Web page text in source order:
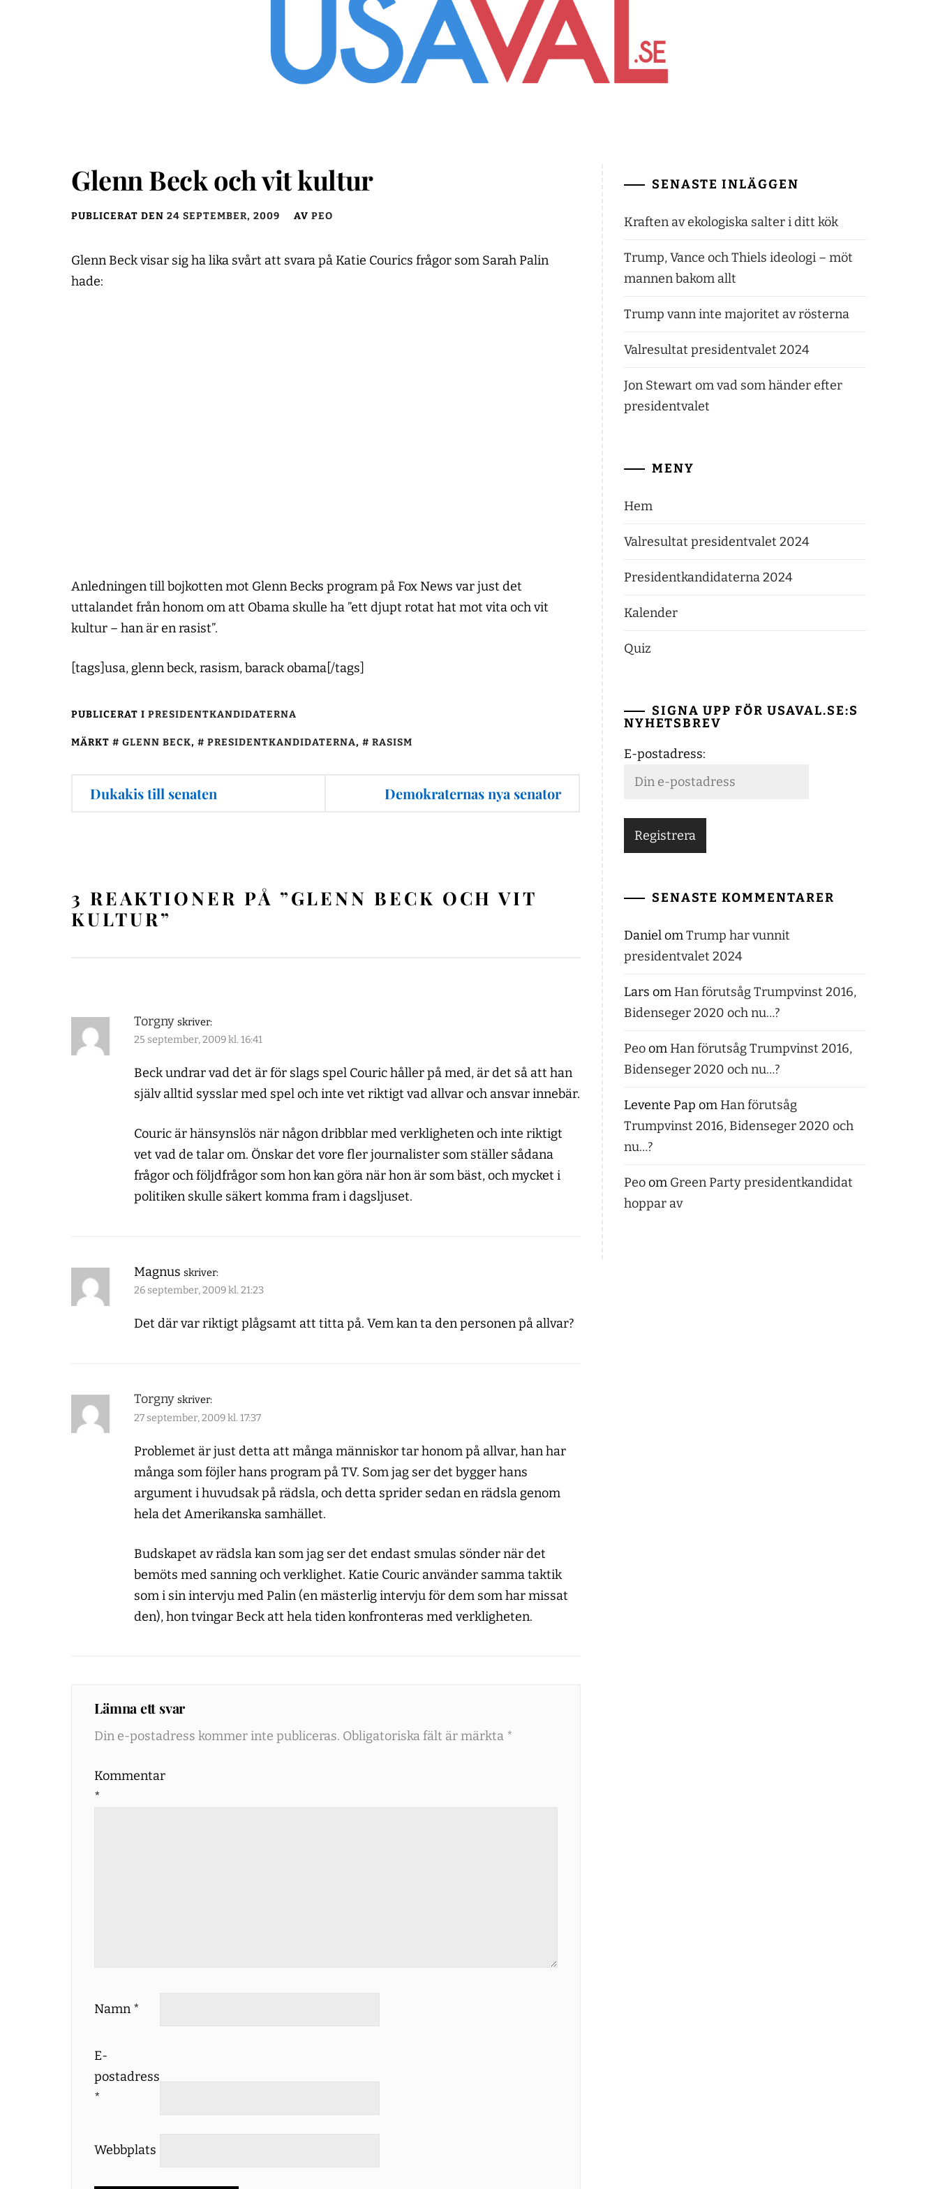
Glenn Beck och vit kultur
PUBLICERAT DEN 24 SEPTEMBER, 2009 AV PEO
Glenn Beck visar sig ha lika svårt att svara på Katie Courics frågor som Sarah Palin
hade:
Anledningen till bojkotten mot Glenn Becks program på Fox News var just det
uttalandet från honom om att Obama skulle ha ”ett djupt rotat hat mot vita och vit
kultur – han är en rasist”.
[tags]usa, glenn beck, rasism, barack obama[/tags]
PUBLICERAT I PRESIDENTKANDIDATERNA
MÄRKT GLENN BECK, PRESIDENTKANDIDATERNA, RASISM
Inläggsnavigering
Dukakis till senaten Demokraternas nya senator
3 REAKTIONER PÅ ”GLENN BECK OCH VIT
KULTUR”
Torgny skriver:
25 september, 2009 kl. 16:41
Beck undrar vad det är för slags spel Couric håller på med, är det så att han
själv alltid sysslar med spel och inte vet riktigt vad allvar och ansvar innebär.
Couric är hänsynslös när någon dribblar med verkligheten och inte riktigt
vet vad de talar om. Önskar det vore fler journalister som ställer sådana
frågor och följdfrågor som hon kan göra när hon är som bäst, och mycket i
politiken skulle säkert komma fram i dagsljuset.
Magnus skriver:
26 september, 2009 kl. 21:23
Det där var riktigt plågsamt att titta på. Vem kan ta den personen på allvar?
Torgny skriver:
27 september, 2009 kl. 17:37
Problemet är just detta att många människor tar honom på allvar, han har
många som föjler hans program på TV. Som jag ser det bygger hans
argument i huvudsak på rädsla, och detta sprider sedan en rädsla genom
hela det Amerikanska samhället.
Budskapet av rädsla kan som jag ser det endast smulas sönder när det
bemöts med sanning och verklighet. Katie Couric använder samma taktik
som i sin intervju med Palin (en mästerlig intervju för dem som har missat
den), hon tvingar Beck att hela tiden konfronteras med verkligheten.
Lämna ett svar
Din e-postadress kommer inte publiceras. Obligatoriska fält är märkta *
Kommentar
*
Namn *
E-
postadress
*
Webbplats
SENASTE INLÄGGEN
Kraften av ekologiska salter i ditt kök
Trump, Vance och Thiels ideologi – möt
mannen bakom allt
Trump vann inte majoritet av rösterna
Valresultat presidentvalet 2024
Jon Stewart om vad som händer efter
presidentvalet
MENY
Hem
Valresultat presidentvalet 2024
Presidentkandidaterna 2024
Kalender
Quiz
SIGNA UPP FÖR USAVAL.SE:S
NYHETSBREV
E-postadress:
SENASTE KOMMENTARER
DanielomTrump har vunnit
presidentvalet 2024
Lars om Han förutsåg Trumpvinst 2016,
Bidenseger 2020 och nu…?
Peoom Han förutsåg Trumpvinst 2016,
Bidenseger 2020 och nu…?
Levente Pap om Han förutsåg
Trumpvinst 2016, Bidenseger 2020 och
nu…?
Peoom Green Party presidentkandidat
hoppar av